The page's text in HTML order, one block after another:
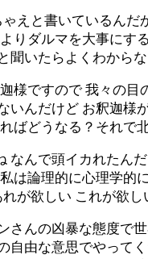
えと書いているん
りダルマを大事に
聞いたらよくわから
様ですので 我々の
んだけど お釈迦
ばどうなる？それで
なんで頭イカれたん
は論理的に心理学
が欲しい これが欲
さんの凶暴な態度で
自由な意思でやって